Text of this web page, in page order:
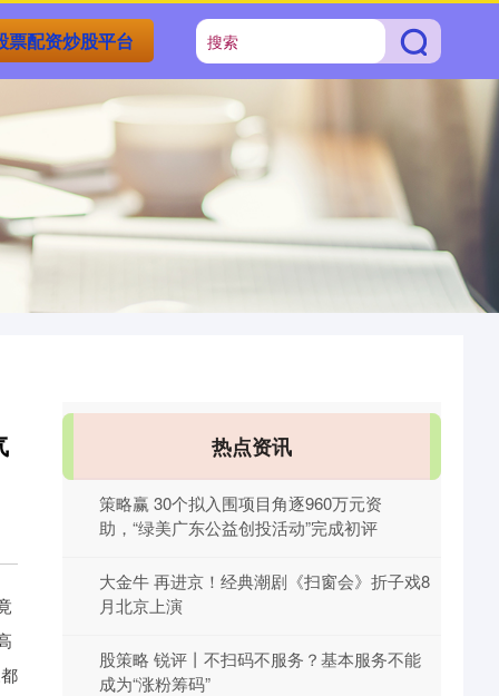
票配资炒股平台
热点资讯
策略赢 30个拟入围项目角逐960万元资
助，“绿美广东公益创投活动”完成初评
大金牛 再进京！经典潮剧《扫窗会》折子戏8
月北京上演
股策略 锐评丨不扫码不服务？基本服务不能
成为“涨粉筹码”